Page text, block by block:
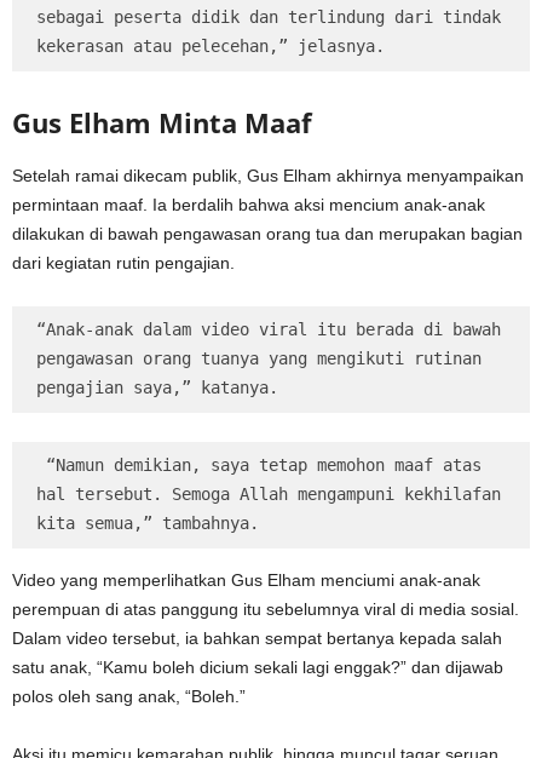
sebagai peserta didik dan terlindung dari tindak
kekerasan atau pelecehan,” jelasnya.
Gus Elham Minta Maaf
Setelah ramai dikecam publik, Gus Elham akhirnya menyampaikan
permintaan maaf. Ia berdalih bahwa aksi mencium anak-anak
dilakukan di bawah pengawasan orang tua dan merupakan bagian
dari kegiatan rutin pengajian.
“Anak-anak dalam video viral itu berada di bawah
pengawasan orang tuanya yang mengikuti rutinan
pengajian saya,” katanya.
“Namun demikian, saya tetap memohon maaf atas
hal tersebut. Semoga Allah mengampuni kekhilafan
kita semua,” tambahnya.
Video yang memperlihatkan Gus Elham menciumi anak-anak
perempuan di atas panggung itu sebelumnya viral di media sosial.
Dalam video tersebut, ia bahkan sempat bertanya kepada salah
satu anak, “Kamu boleh dicium sekali lagi enggak?” dan dijawab
polos oleh sang anak, “Boleh.”